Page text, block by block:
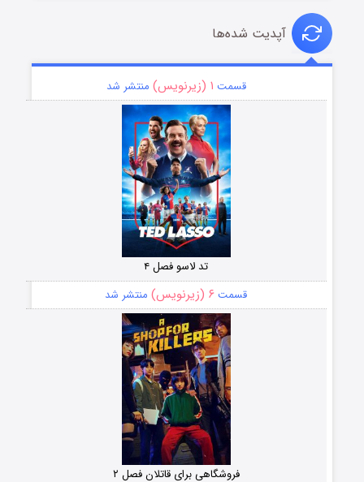
آپدیت شده‌ها
قسمت ۱ (زیرنویس) منتشر شد
تد لاسو فصل ۴
قسمت ۶ (زیرنویس) منتشر شد
فروشگاهی برای قاتلان فصل ۲